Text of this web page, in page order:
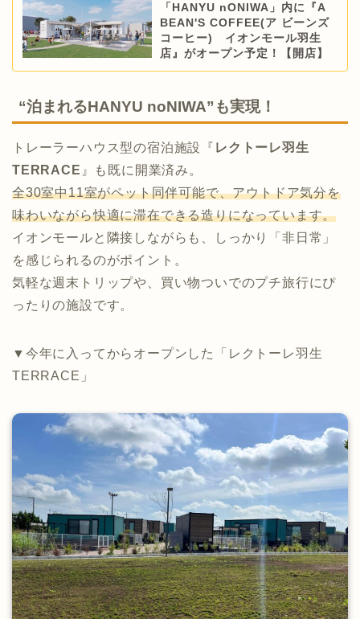
「HANYU nONIWA」内に『A
BEAN'S COFFEE(ア ビーンズ
コーヒー) イオンモール羽生
店』がオープン予定！【開店】
“泊まれるHANYU noNIWA”も実現！
トレーラーハウス型の宿泊施設『 レクトーレ羽生
TERRACE 』も既に開業済み。
全30室中11室がペット同伴可能で、アウトドア気分を
味わいながら快適に滞在できる造りになっています。
イオンモールと隣接しながらも、しっかり「非日常」
を感じられるのがポイント。
気軽な週末トリップや、買い物ついでのプチ旅行にぴ
ったりの施設です。
▼今年に入ってからオープンした「レクトーレ羽生
TERRACE」